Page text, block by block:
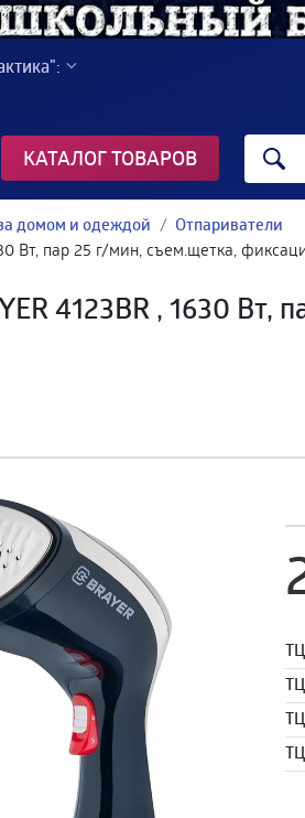
КАТАЛОГ ТОВАРОВ
домом и одеждой Отпариватели
Вт, пар 25 г/мин, съем.щетка,
4123BR , 1630